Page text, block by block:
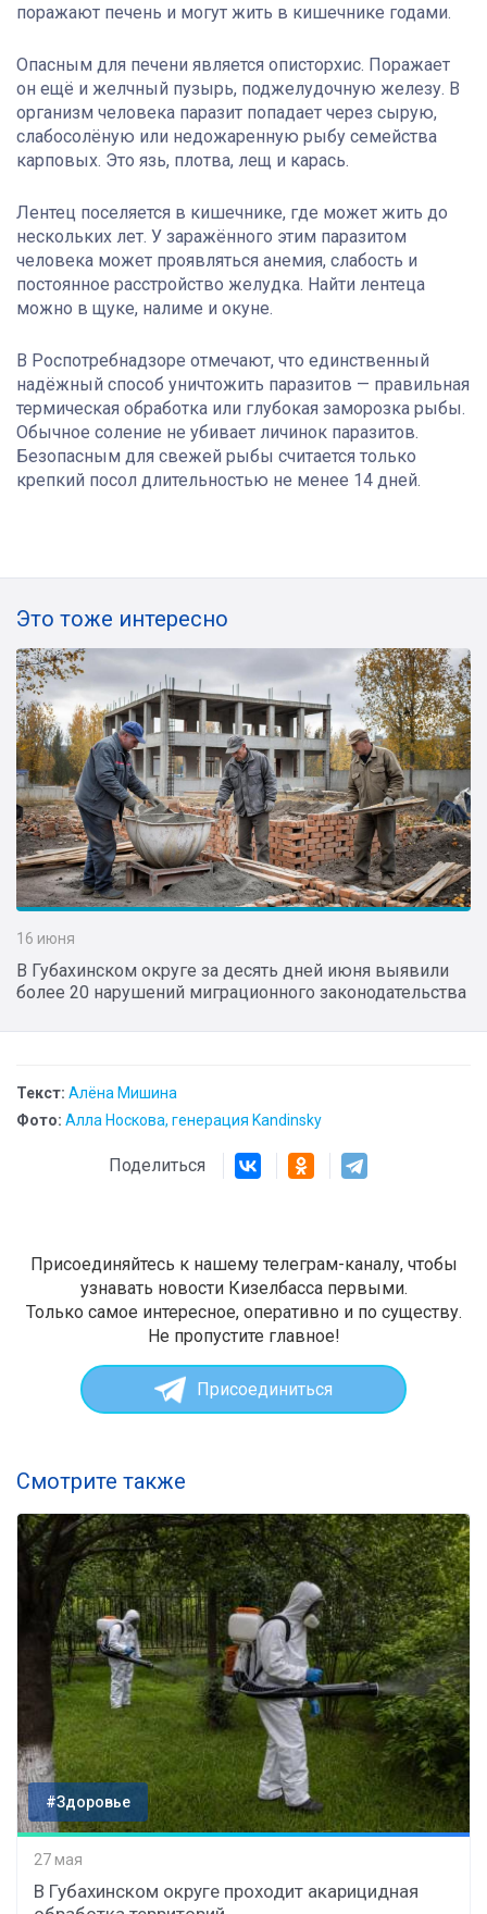
поражают печень и могут жить в кишечнике годами.
Опасным для печени является описторхис. Поражает
он ещё и желчный пузырь, поджелудочную железу. В
организм человека паразит попадает через сырую,
слабосолёную или недожаренную рыбу семейства
карповых. Это язь, плотва, лещ и карась.
Лентец поселяется в кишечнике, где может жить до
нескольких лет. У заражённого этим паразитом
человека может проявляться анемия, слабость и
постоянное расстройство желудка. Найти лентеца
можно в щуке, налиме и окуне.
В Роспотребнадзоре отмечают, что единственный
надёжный способ уничтожить паразитов — правильная
термическая обработка или глубокая заморозка рыбы.
Обычное соление не убивает личинок паразитов.
Безопасным для свежей рыбы считается только
крепкий посол длительностью не менее 14 дней.
Это тоже интересно
16 июня
В Губахинском округе за десять дней июня выявили
более 20 нарушений миграционного законодательства
Текст: Алёна Мишина
Фото: Алла Носкова, генерация Kandinsky
Поделиться
Присоединяйтесь к нашему телеграм-каналу, чтобы
узнавать новости Кизелбасса первыми.
Только самое интересное, оперативно и по существу.
Не пропустите главное!
Присоединиться
Смотрите также
#Здоровье
27 мая
В Губахинском округе проходит акарицидная